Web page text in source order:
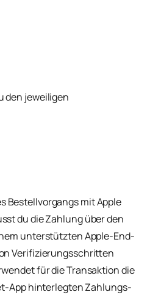
den jewei­li­gen
Bestell­vor­gangs mit Apple
du die Zah­lung über den
unter­stütz­ten Apple-End­
Veri­fi­zie­rungs­schrit­ten
für die Trans­ak­ti­on die
App hin­ter­leg­ten Zah­lungs­